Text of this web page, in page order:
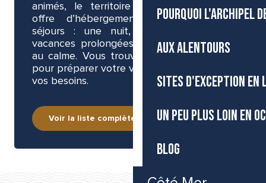
POURQUOI L'ARCHIPEL
AUX ALENTOURS
SITES D'EXCEPTION EN
UN PEU PLUS LOIN EN
BLOG
animés, le territoire propose une large
offre d’hébergements pour tous les
séjours : une nuit, un week-end, des
vacances prolongées ou une parenthèse
au calme. Vous trouverez ici les adresses
pour préparer votre venue au plus près de
vos besoins.
Voir la liste complète